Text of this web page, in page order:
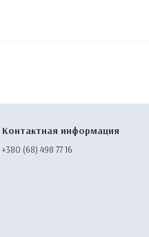
Контактная информация
+380 (68) 498 77 16